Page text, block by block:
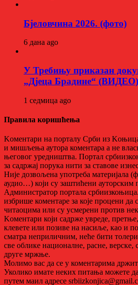
Бјеловчина 2026. (фото)
6 дана ago
У Требињу приказан
„Дјеца Брадине“ (ВИДЕО)
1 седмица ago
Правила коришћења
Kоментари на порталу Срби из
и мишљења аутора коментара а не
његовог уредништва. Портал
за садржај порука нити за ставове
Није дозвољена употреба материјала
аудио…) који су заштићени ауторским
Администратор портала
избрише коментаре за које процени да
читаоцима или су усмерени против
Kоментари који садрже увреде,
клевете или позиве на насиље, као и
сматра неприличним, неће бити
све облике националне, расне, верске,
друге мржње.
Молимо вас да се у коментарима
Уколико имате неких питања можете
путем маил адресе